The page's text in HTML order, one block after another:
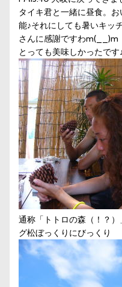
タイキ君と一緒に昼食。
能♪それにしても暑いキッ
さんに感謝ですわm(__)m
とっても美味しかったです
通称「トトロの森（！？
グ松ぼっくりにびっくり